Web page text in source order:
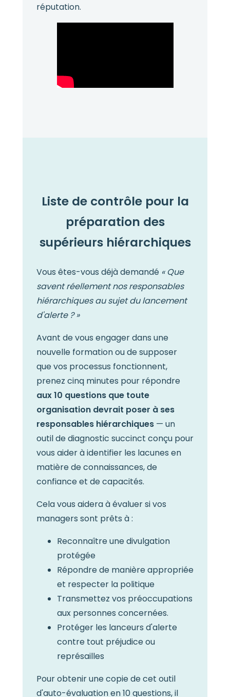
réputation.
Liste de contrôle pour la
préparation des
supérieurs hiérarchiques
Vous êtes-vous déjà demandé « Que
savent réellement nos responsables
hiérarchiques au sujet du lancement
d'alerte ? »
Avant de vous engager dans une
nouvelle formation ou de supposer
que vos processus fonctionnent,
prenez cinq minutes pour répondre
aux 10 questions que toute
organisation devrait poser à ses
responsables hiérarchiques— un
outil de diagnostic succinct conçu pour
vous aider à identifier les lacunes en
matière de connaissances, de
confiance et de capacités.
Cela vous aidera à évaluer si vos
managers sont prêts à :
Reconnaître une divulgation
protégée
Répondre de manière appropriée
et respecter la politique
Transmettez vos préoccupations
aux personnes concernées.
Protéger les lanceurs d'alerte
contre tout préjudice ou
représailles
Pour obtenir une copie de cet outil
d'auto-évaluation en 10 questions, il